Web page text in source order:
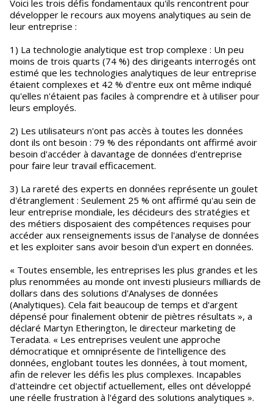
Voici les trois défis fondamentaux qu'ils rencontrent pour
développer le recours aux moyens analytiques au sein de
leur entreprise :
1) La technologie analytique est trop complexe : Un peu
moins de trois quarts (74 %) des dirigeants interrogés ont
estimé que les technologies analytiques de leur entreprise
étaient complexes et 42 % d'entre eux ont même indiqué
qu'elles n'étaient pas faciles à comprendre et à utiliser pour
leurs employés.
2) Les utilisateurs n'ont pas accès à toutes les données
dont ils ont besoin : 79 % des répondants ont affirmé avoir
besoin d'accéder à davantage de données d'entreprise
pour faire leur travail efficacement.
3) La rareté des experts en données représente un goulet
d'étranglement : Seulement 25 % ont affirmé qu'au sein de
leur entreprise mondiale, les décideurs des stratégies et
des métiers disposaient des compétences requises pour
accéder aux renseignements issus de l'analyse de données
et les exploiter sans avoir besoin d'un expert en données.
« Toutes ensemble, les entreprises les plus grandes et les
plus renommées au monde ont investi plusieurs milliards de
dollars dans des solutions d'Analyses de données
(Analytiques). Cela fait beaucoup de temps et d'argent
dépensé pour finalement obtenir de piètres résultats », a
déclaré Martyn Etherington, le directeur marketing de
Teradata. « Les entreprises veulent une approche
démocratique et omniprésente de l'intelligence des
données, englobant toutes les données, à tout moment,
afin de relever les défis les plus complexes. Incapables
d'atteindre cet objectif actuellement, elles ont développé
une réelle frustration à l'égard des solutions analytiques ».